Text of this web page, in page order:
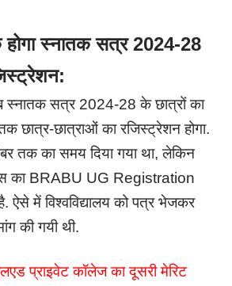
स्नातक सत्र 2024-28
स्नातक सत्र 2024-28 के छात्रों का
छात्र-छात्राओं का रजिस्ट्रेशन होगा.
तक का समय दिया गया था, लेकिन
का BRABU UG Registration
ऐसे में विश्वविद्यालय को पत्र भेजकर
की गयी थी.
प्राइवेट कॉलेज का दूसरी मेरिट